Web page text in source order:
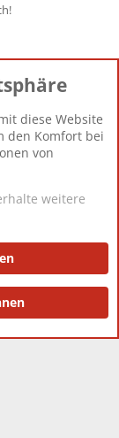
12.427
Berlin
Ltd.
diese Website
den Komfort bei
von
weitere